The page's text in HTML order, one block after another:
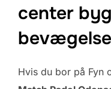
center
bevægelse
Hvis du bor på Fyn